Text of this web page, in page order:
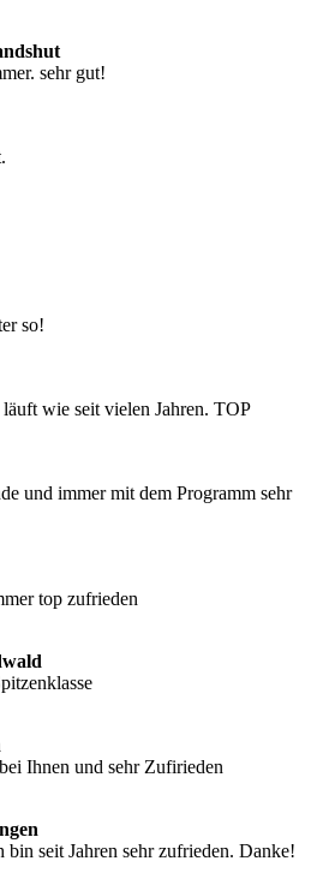
sehr gut!
so!
wie seit vielen Jahren. TOP
und immer mit dem Programm sehr
top zufrieden
Ihnen und sehr Zufirieden
seit Jahren sehr zufrieden. Danke!